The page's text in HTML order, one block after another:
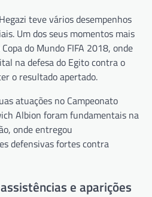
teve vários desempenhos
Um dos seus momentos mais
do Mundo FIFA 2018, onde
na defesa do Egito contra o
o resultado apertado.
atuações no Campeonato
Albion foram fundamentais na
onde entregou
defensivas fortes contra
e aparições